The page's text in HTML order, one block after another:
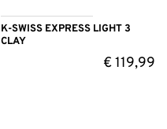
K-SWISS EXPRESS LIGHT 3
CLAY
€119,99